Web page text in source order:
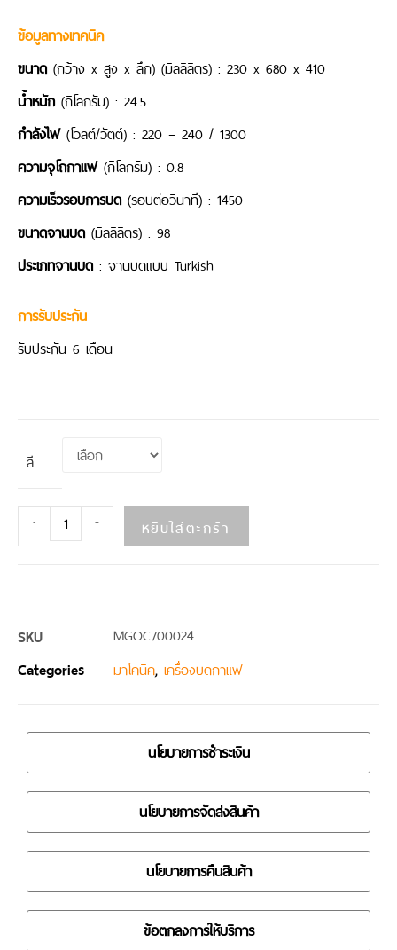
ข้อมูลทางเทคนิค
ขนาด(กว้าง x สูง x ลึก) (มิลลิลิตร) : 230 x 680 x 410
น้ำหนัก(กิโลกรัม) : 24.5
กำลังไฟ(โวลต์/วัตต์) : 220 – 240 / 1300
ความจุโถกาแฟ(กิโลกรัม) : 0.8
ความเร็วรอบการบด (รอบต่อวินาที) : 1450
ขนาดจานบด(มิลลิลิตร) : 98
ประเภทจานบด: จานบดแบบ Turkish
การรับประกัน
รับประกัน 6 เดือน
สี
- + หยิบใส่ตะกร้า
SKU MGOC700024
Categories มาโคนิค, เครื่องบดกาแฟ
นโยบายการชำระเงิน
นโยบายการจัดส่งสินค้า
นโยบายการคืนสินค้า
ข้อตกลงการให้บริการ